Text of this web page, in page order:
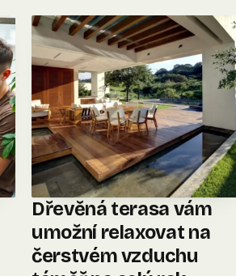
Dřevěná terasa vám
umožní relaxovat na
čerstvém vzduchu